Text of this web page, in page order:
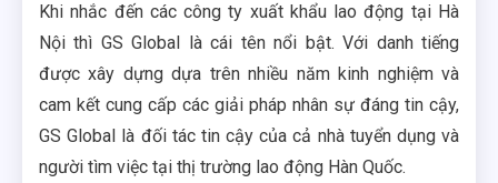
Khi nhắc đến các công ty xuất khẩu lao động tại Hà
Nội thì GS Global là cái tên nổi bật. Với danh tiếng
được xây dựng dựa trên nhiều năm kinh nghiệm và
cam kết cung cấp các giải pháp nhân sự đáng tin cậy,
GS Global là đối tác tin cậy của cả nhà tuyển dụng và
người tìm việc tại thị trường lao động Hàn Quốc.